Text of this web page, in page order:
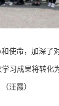
使命，加深
习成果将转化
汪霞）